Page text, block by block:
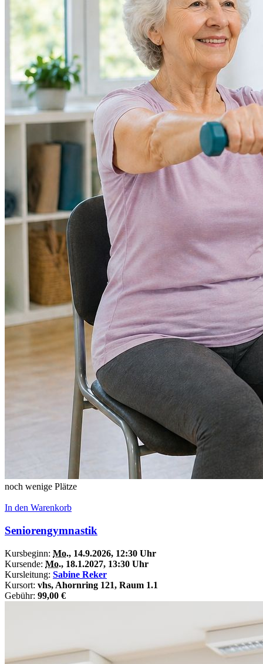
noch wenige Plätze
In den Warenkorb
Seniorengymnastik
Kursbeginn: Mo., 14.9.2026, 12:30 Uhr
Kursende: Mo., 18.1.2027, 13:30 Uhr
Kursleitung: Sabine Reker
Kursort: vhs, Ahornring 121, Raum 1.1
Gebühr: 99,00 €